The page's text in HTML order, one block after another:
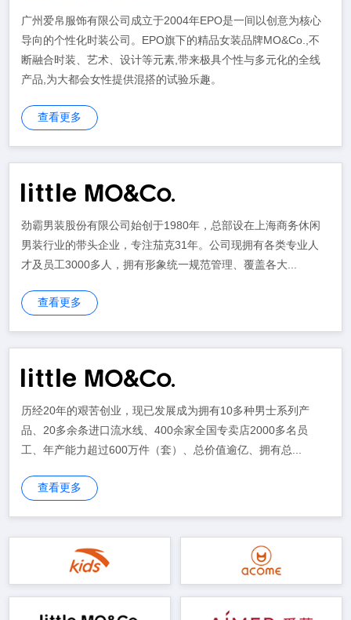
广州爱帛服饰有限公司成立于2004年EPO是一间以创意为核心
导向的个性化时装公司。EPO旗下的精品女装品牌MO&Co.,不
断融合时装、艺术、设计等元素,带来极具个性与多元化的全线
产品,为大都会女性提供混搭的试验乐趣。
查看更多
劲霸男装股份有限公司始创于1980年，总部设在上海商务休闲
男装行业的带头企业，专注茄克31年。公司现拥有各类专业人
才及员工3000多人，拥有形象统一规范管理、覆盖各大...
查看更多
历经20年的艰苦创业，现已发展成为拥有10多种男士系列产
品、20多余条进口流水线、400余家全国专卖店2000多名员
工、年产能力超过600万件（套）、总价值逾亿、拥有总...
查看更多